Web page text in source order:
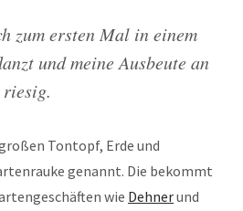
zum ersten Mal in einem
und meine Ausbeute an
Tontopf, Erde und
genannt. Die bekommt
wie Dehnerund